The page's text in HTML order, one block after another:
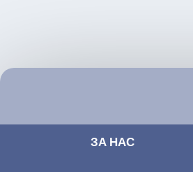
ЗА НАС